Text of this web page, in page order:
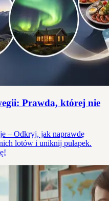
Prawda, której nie
– Odkryj, jak naprawdę
lotów i uniknij pułapek.